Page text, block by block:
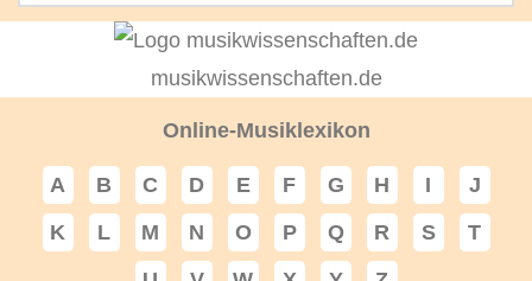
musikwissenschaften.de
Online-Musiklexikon
A B C D E F G H I
J
K
L M N O P Q R S
T